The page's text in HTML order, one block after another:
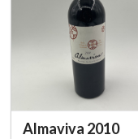
Almaviva 2010